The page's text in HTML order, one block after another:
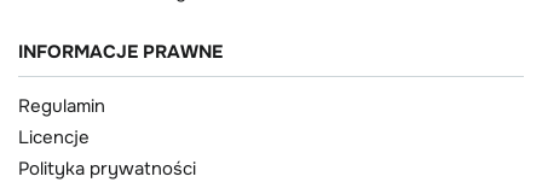
INFORMACJE PRAWNE
Regulamin
Licencje
Polityka prywatności